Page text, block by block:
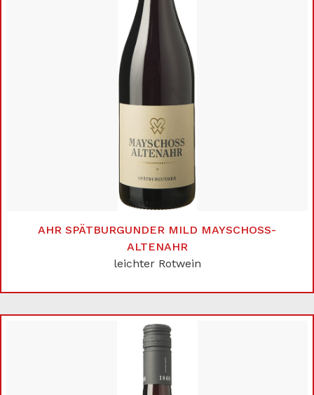
AHR SPÄTBURGUNDER MILD MAYSCHOSS-A
LTENAHR
leichter Rotwein